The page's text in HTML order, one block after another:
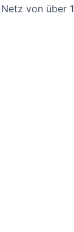
von über